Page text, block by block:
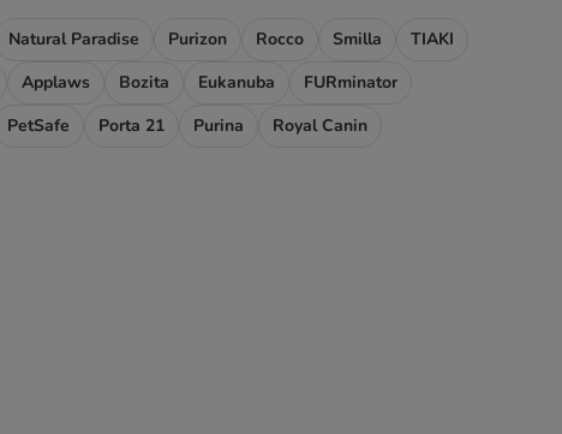
Natural Paradise Purizon Rocco Smilla
TIAKI
Applaws Bozita Eukanuba
FURminator
PetSafe Porta 21 Purina
Royal Canin